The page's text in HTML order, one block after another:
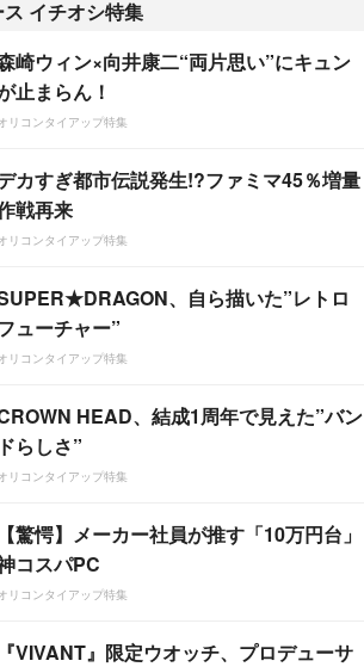
イチオシ特集
崎ウィン×向井康二“両片思い”にキュン
止まらん！
リコンタイアップ特集
カすぎ都市伝説発生!?ファミマ45％増量
戦再来
リコンタイアップ特集
、自ら描いた”レトロ
ューチャー”
リコンタイアップ特集
HEAD、結成1周年で見えた”バン
ドらしさ”
リコンタイアップ特集
【驚愕】メーカー社員が推す「10万円台」
コスパPC
リコンタイアップ特集
『VIVANT』限定ウオッチ、プロデューサ